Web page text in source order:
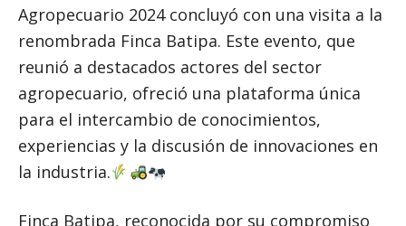
Agropecuario 2024 concluyó con una visita a la
renombrada Finca Batipa. Este evento, que
reunió a destacados actores del sector
agropecuario, ofreció una plataforma única
para el intercambio de conocimientos,
experiencias y la discusión de innovaciones en
la industria.
Finca Batipa, reconocida por su compromiso